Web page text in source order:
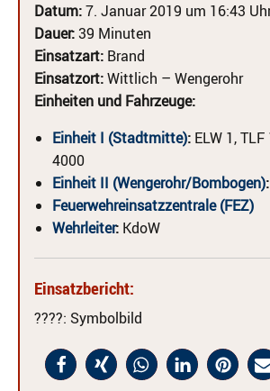
Datum:7. Januar 2019 um 16:43
Dauer:39 Minuten
Einsatzart: Brand
Einsatzort:Wittlich – Wengerohr
Einheiten und Fahrzeuge:
Einheit I (Stadtmitte): ELW 1,
4000
Einheit II (Wengerohr/Bombogen):
Feuerwehreinsatzzentrale (FEZ)
Wehrleiter: KdoW
Einsatzbericht:
????: Symbolbild